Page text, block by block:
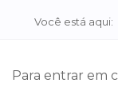
Você está aqui:
Para entrar em